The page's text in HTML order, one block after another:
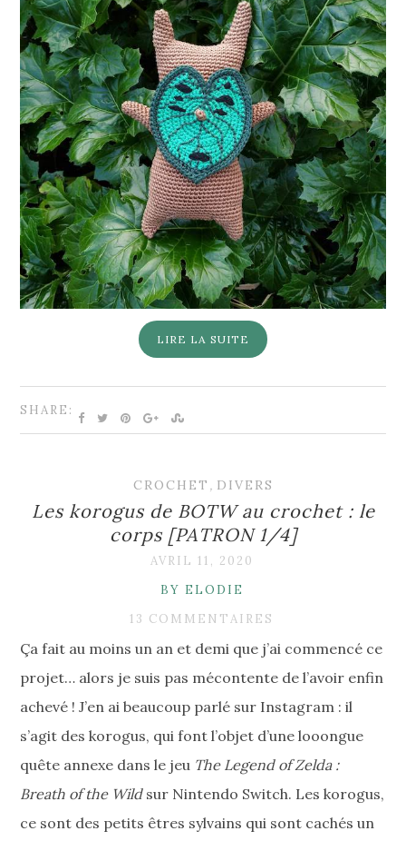
LIRE LA SUITE
SHARE:
CROCHET DIVERS
Les korogus de BOTW au crochet : le
corps [PATRON 1/4]
AVRIL 11, 2020
BY ELODIE
13 COMMENTAIRES
Ça fait au moins un an et demi que j’ai commencé ce
projet… alors je suis pas mécontente de l’avoir enfin
achevé ! J’en ai beaucoup parlé sur Instagram : il
s’agit des korogus, qui font l’objet d’une looongue
quête annexe dans le jeu The Legend of Zelda :
Breath of the Wildsur Nintendo Switch. Les korogus,
ce sont des petits êtres sylvains qui sont cachés un